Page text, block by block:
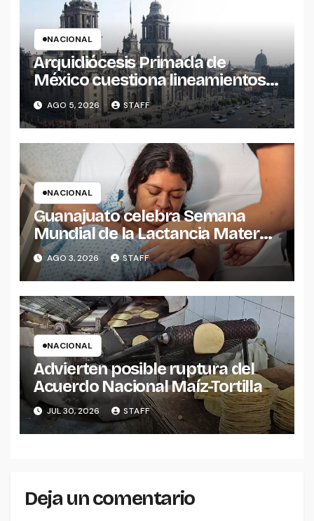
NACIONAL
Arquidiócesis Primada de
México cuestiona lineamientos
sobre derechos de las
audiencias
AGO 5, 2026 STAFF
NACIONAL
Guanajuato celebra Semana
Mundial de la Lactancia Materna
2026.
AGO 3, 2026 STAFF
NACIONAL
Advierten posible ruptura del
Acuerdo Nacional Maíz-Tortilla
JUL 30, 2026 STAFF
Deja un comentario